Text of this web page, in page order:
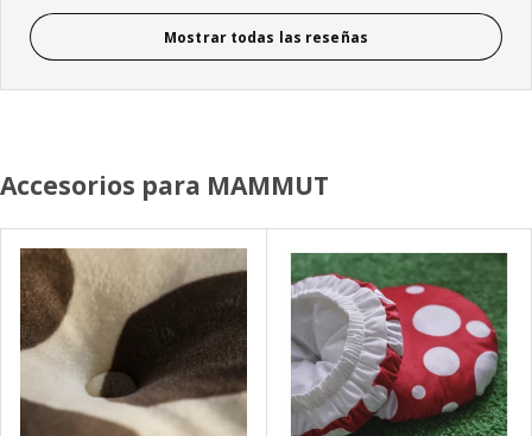
Mostrar todas las reseñas
Accesorios para MAMMUT